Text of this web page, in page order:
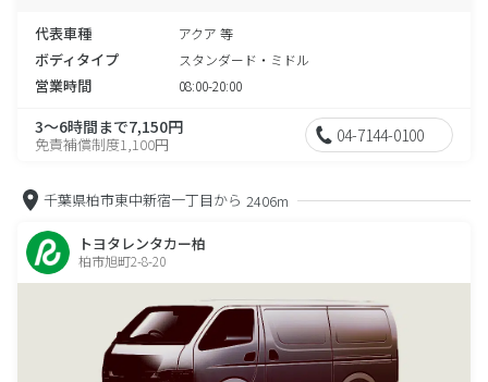
代表車種 アクア 等
ボディタイプ スタンダード・ミドル
営業時間 08:00-20:00
3～6時間まで7,150円
免責補償制度1,100円 04-7144-0100
千葉県柏市東中新宿一丁目から 2406m
トヨタレンタカー柏
柏市旭町2-8-20